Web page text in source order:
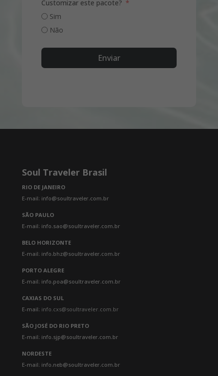
Customizar este pacote?
Sim
Não
Enviar
Soul Traveler Brasil
RIO DE JANEIRO
E-mail: info@soultraveler.com.br
SÃO PAULO
E-mail: info.sao@soultraveler.com.br
BELO HORIZONTE
E-mail: info.bhz@soultraveler.com.br
PORTO ALEGRE
E-mail: info.poa@soultraveler.com.br
CAXIAS DO SUL
E-mail: info.cxs@soultraveler.com.br
SÃO JOSÉ DO RIO PRETO
E-mail: info.sjp@soultraveler.com.br
NORDESTE
E-mail: info.neb@soultraveler.com.br